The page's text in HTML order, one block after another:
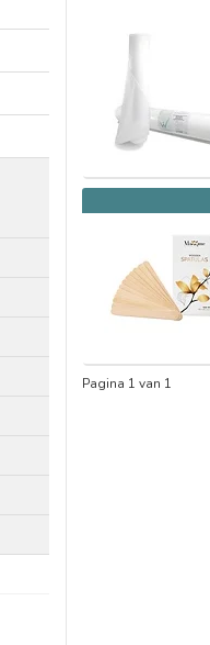
Pagina 1 van 1